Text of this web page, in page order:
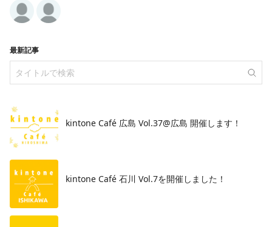
最新記事
kintone Café 広島 Vol.37@広島 開催します！
​kintone Café 石川 Vol.7を開催しました！